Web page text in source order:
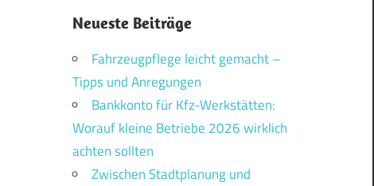
Neueste Beiträge
Fahrzeugpflege leicht gemacht –
Tipps und Anregungen
Bankkonto für Kfz-Werkstätten:
Worauf kleine Betriebe 2026 wirklich
achten sollten
Zwischen Stadtplanung und